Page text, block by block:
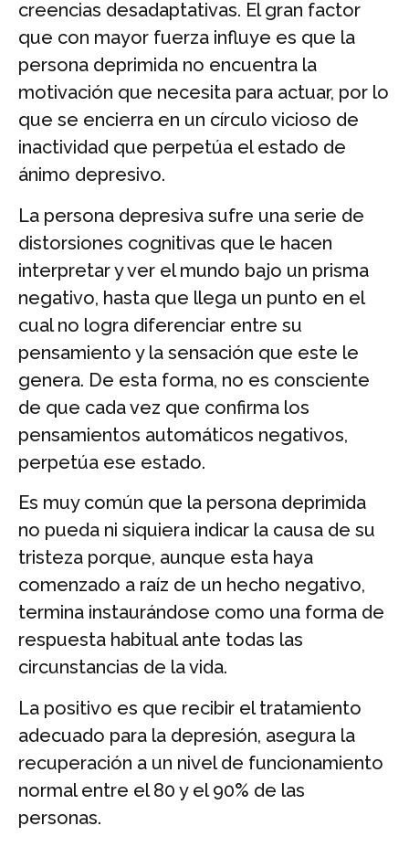
creencias desadaptativas. El gran factor
que con mayor fuerza influye es que la
persona deprimida no encuentra la
motivación que necesita para actuar, por lo
que se encierra en un círculo vicioso de
inactividad que perpetúa el estado de
ánimo depresivo.
La persona depresiva sufre una serie de
distorsiones cognitivas que le hacen
interpretar y ver el mundo bajo un prisma
negativo, hasta que llega un punto en el
cual no logra diferenciar entre su
pensamiento y la sensación que este le
genera. De esta forma, no es consciente
de que cada vez que confirma los
pensamientos automáticos negativos,
perpetúa ese estado.
Es muy común que la persona deprimida
no pueda ni siquiera indicar la causa de su
tristeza porque, aunque esta haya
comenzado a raíz de un hecho negativo,
termina instaurándose como una forma de
respuesta habitual ante todas las
circunstancias de la vida.
La positivo es que recibir el tratamiento
adecuado para la depresión, asegura la
recuperación a un nivel de funcionamiento
normal entre el 80 y el 90% de las
personas.